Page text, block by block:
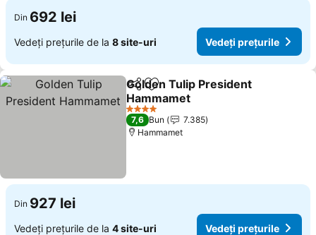
Din 692 lei
Vedeți prețurile de la 8 site-uri Vedeți prețurile
DistribuițiAdăugaţi la favorite
Golden Tulip President
Hammamet
Vedeți prețurile
4 Stele
7,6 Bun
7.385
Hammamet
Din 927 lei
Vedeți prețurile de la 4 site-uri Vedeți prețurile